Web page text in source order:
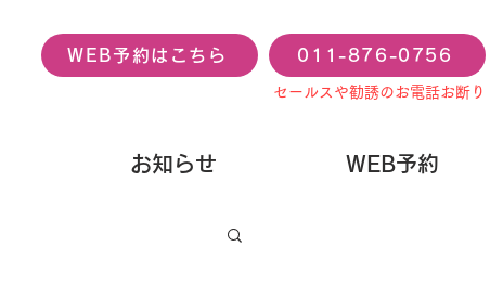
WEB予約はこちら 011-876-0756
セールスや勧誘のお電話お断り
お知らせ WEB予約